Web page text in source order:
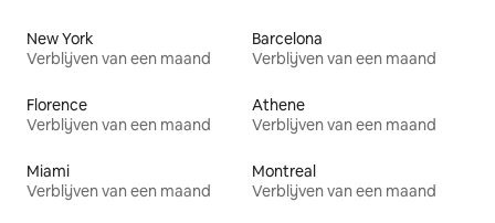
New York
Verblijven van een maand
Barcelona
Verblijven van een maand
Florence
Verblijven van een maand
Athene
Verblijven van een maand
Miami
Verblijven van een maand
Montreal
Verblijven van een maand